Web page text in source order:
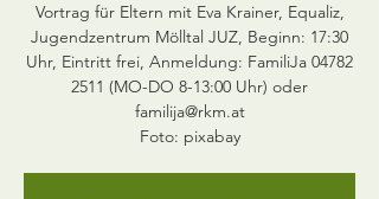
Vortrag für Eltern mit Eva Krainer, Equaliz,
Jugendzentrum Mölltal JUZ, Beginn: 17:30
Uhr, Eintritt frei, Anmeldung: FamiliJa 04782
2511 (MO-DO 8-13:00 Uhr) oder
familija@rkm.at
Foto: pixabay